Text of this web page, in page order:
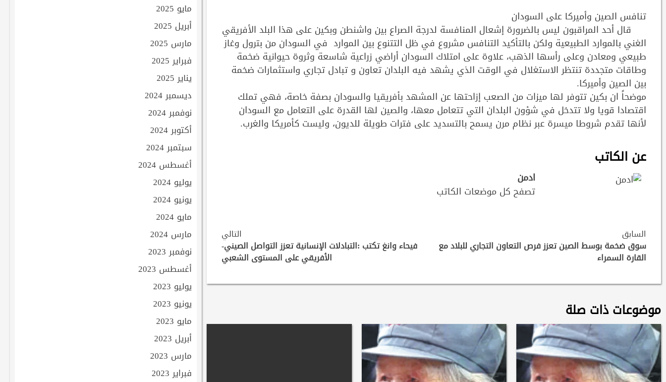
تنافس الصين وأميركا على السودان
قال أحد المراقبون ليس بالضرورة إشعال المنافسة لدرجة الصراع بين واشنطن وبكين على هذا البلد الأفريقي
الغني بالموارد الطبيعية ولكن بالتأكيد التنافس مشروع في ظل التتنوع بين الموارد في السودان من بترول وغاز
طبيعي ومعادن وعلى رأسها الذهب، علاوة على امتلاك السودان أراضي زراعية شاسعة وثروة حيوانية ضخمة
وطاقات متجددة تنتظر الاستغلال في الوقت الذي يشهد فيه البلدان تعاون و تبادل تجاري واستثمارات ضخمة
بين الصين وأميركا.
موضحاً ان بكين تتوفر لها ميزات من الصعب إزاحتها عن المشهد بأفريقيا والسودان بصفة خاصة، فهي تملك
اقتصادا قويا ولا تتدخل في شؤون البلدان التي تتعامل معها، والصين لها القدرة على التعامل مع السودان
لأنها تقدم شروطا ميسرة عبر نظام مرن يسمح بالتسديد على فترات طويلة للديون، وليست كأمريكا والغرب.
عن الكاتب
ادمن
تصفح كل موضعات الكاتب
Continue
Reading
السابق
سوق ضخمة بوسط الصين تعزز فرص التعاون التجاري للبلاد مع
القارة السمراء
التالي
فيحاء وانغ تكتب :التبادلات الإنسانية تعزز التواصل الصيني-
الأفريقي على المستوى الشعبي
موضوعات ذات صلة
مايو 2025
أبريل 2025
مارس 2025
فبراير 2025
يناير 2025
ديسمبر 2024
نوفمبر 2024
أكتوبر 2024
سبتمبر 2024
أغسطس 2024
يوليو 2024
يونيو 2024
مايو 2024
مارس 2024
نوفمبر 2023
أغسطس 2023
يوليو 2023
يونيو 2023
مايو 2023
أبريل 2023
مارس 2023
فبراير 2023